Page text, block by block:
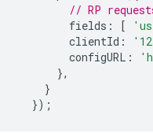
// RP
fields : [
clientId :
configURL :
},
}
});